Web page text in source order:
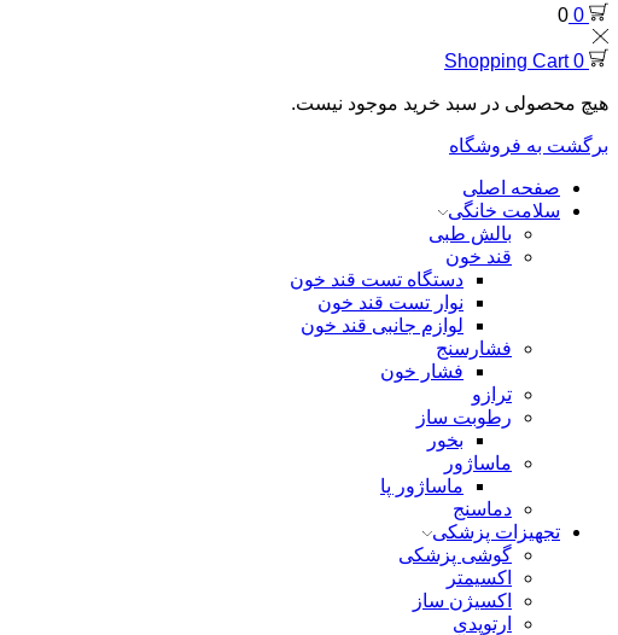
0
0
0
Shopping Cart
هیچ محصولی در سبد خرید موجود نیست.
برگشت به فروشگاه
صفحه اصلی
سلامت خانگی
بالش طبی
قند خون
دستگاه تست قند خون
نوار تست قند خون
لوازم جانبی قند خون
فشارسنج
فشار خون
ترازو
رطوبت ساز
بخور
ماساژور
ماساژور پا
دماسنج
تجهیزات پزشکی
گوشی پزشکی
اکسیمتر
اکسیژن ساز
ارتوپدی